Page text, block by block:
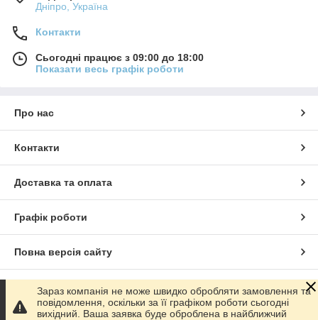
Дніпро, Україна
Контакти
Сьогодні працює з 09:00 до 18:00
Показати весь графік роботи
Про нас
Контакти
Доставка та оплата
Графік роботи
Повна версія сайту
Сайт створено на маркетплейсі Prom.ua
Зараз компанія не може швидко обробляти замовлення та
повідомлення, оскільки за її графіком роботи сьогодні
вихідний. Ваша заявка буде оброблена в найближчий